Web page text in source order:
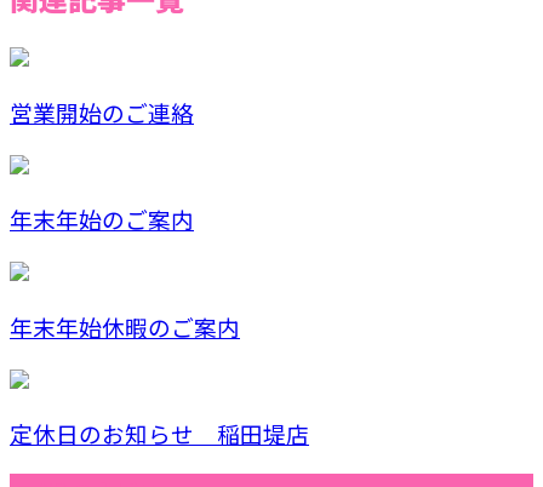
営業開始のご連絡
年末年始のご案内
年末年始休暇のご案内
定休日のお知らせ 稲田堤店